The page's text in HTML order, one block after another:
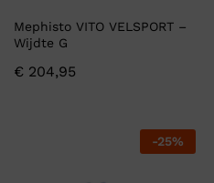
Mephisto VITO VELSPORT –
Wijdte G
€ 204,95
-25%